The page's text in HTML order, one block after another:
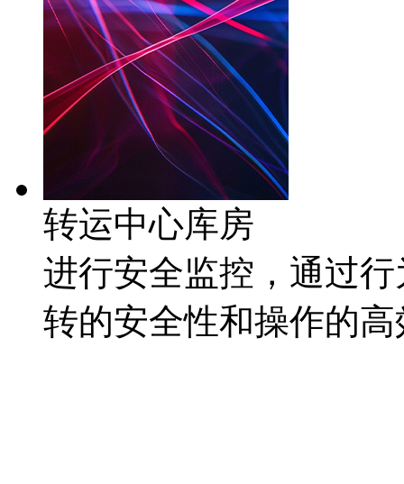
转运中心库房
进行安全监控，通过
转的安全性和操作的高